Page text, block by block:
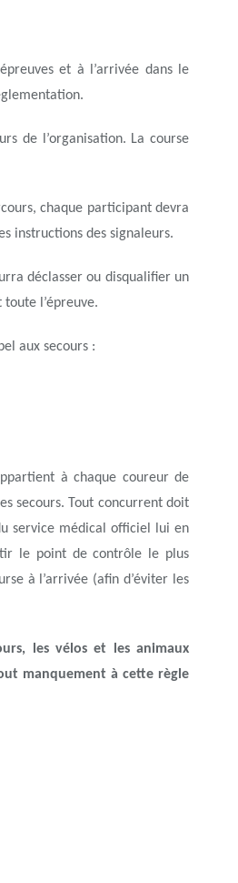
et à l’arrivée dans le
de l’organisation. La course
chaque participant devra
instructions des signaleurs.
déclasser ou disqualifier un
l’épreuve.
aux secours :
à chaque coureur de
secours. Tout concurrent doit
service médical officiel lui en
le point de contrôle le plus
à l’arrivée (afin d’éviter les
les vélos et les animaux
manquement à cette règle